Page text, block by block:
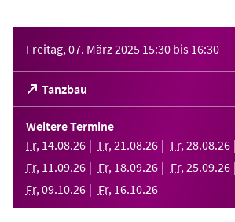
Freitag, 07. März 2025 15:30 bis 16:30
Tanzbau
(Öffnet
in
einem
neuen
Tab)
Weitere Termine
Fr, 14.08.26 Fr, 21 .08.26 Fr, 28.08.26
Fr, 11 .09.26 Fr, 18.09.26 Fr, 25.09.26
Fr, 09.10.26 Fr, 16.10.26